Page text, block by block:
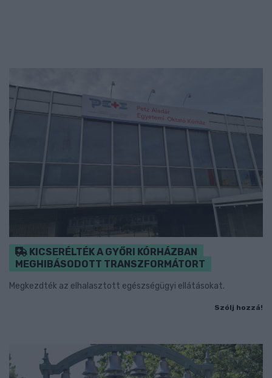
KICSERÉLTÉK A GYŐRI KÓRHÁZBAN
MEGHIBÁSODOTT TRANSZFORMÁTORT
Megkezdték az elhalasztott egészségügyi ellátásokat.
Szólj hozzá!